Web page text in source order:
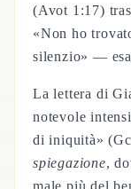
(Avot 1:17)
«Non ho
silenzio» —
La lettera di
notevole
di iniquità»
spiegazione,
male più del